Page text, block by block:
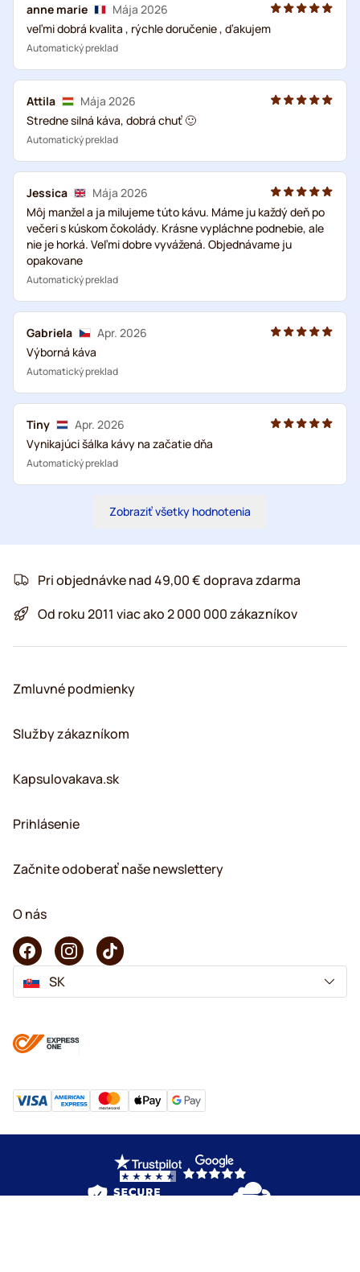
anne marie
Mája 2026
veľmi dobrá kvalita , rýchle doručenie , ďakujem
Automatický preklad
Attila
Mája 2026
Stredne silná káva, dobrá chuť 🙂
Automatický preklad
Jessica
Mája 2026
Môj manžel a ja milujeme túto kávu. Máme ju každý deň po
večeri s kúskom čokolády. Krásne vypláchne podnebie, ale
nie je horká. Veľmi dobre vyvážená. Objednávame ju
opakovane
Automatický preklad
Gabriela
Apr. 2026
Výborná káva
Automatický preklad
Tiny
Apr. 2026
Vynikajúci šálka kávy na začatie dňa
Automatický preklad
Zobraziť všetky hodnotenia
Pri objednávke nad 49,00 € doprava zdarma
Od roku 2011 viac ako 2 000 000 zákazníkov
Zmluvné podmienky
Služby zákazníkom
Kapsulovakava.sk
Prihlásenie
Začnite odoberať naše newslettery
O nás
SK